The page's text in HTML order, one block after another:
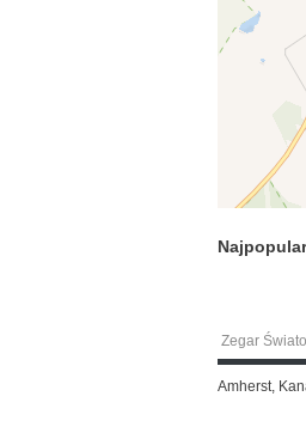
Zegar
Amherst,